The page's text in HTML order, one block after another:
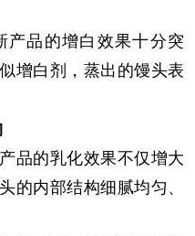
品的增白效果十分突
增白剂，蒸出的馒头表
的乳化效果不仅增大
的内部结构细腻均匀、